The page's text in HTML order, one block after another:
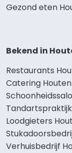
Gezond eten
Bekend in
Restaurants
Catering Houten
Loodgieters
Verhuisbedrijf